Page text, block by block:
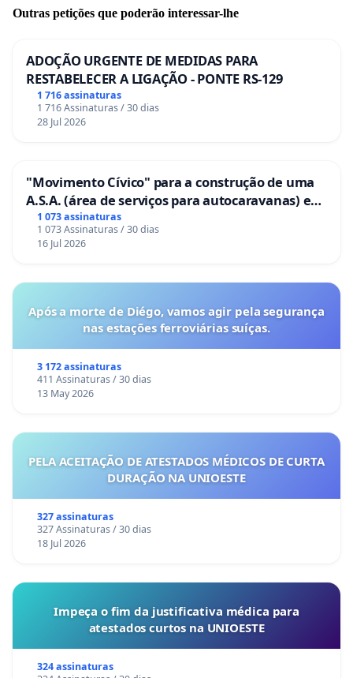
Outras petições que poderão interessar-lhe
ADOÇÃO URGENTE DE MEDIDAS PARA
RESTABELECER A LIGAÇÃO - PONTE RS-129
1 716 assinaturas
1 716 Assinaturas / 30 dias
28 Jul 2026
"Movimento Cívico" para a construção de uma
A.S.A. (área de serviços para autocaravanas) em
Coimbra
1 073 assinaturas
1 073 Assinaturas / 30 dias
16 Jul 2026
Após a morte de Diégo, vamos agir pela segurança
nas estações ferroviárias suíças.
3 172 assinaturas
411 Assinaturas / 30 dias
13 May 2026
PELA ACEITAÇÃO DE ATESTADOS MÉDICOS DE CURTA
DURAÇÃO NA UNIOESTE
327 assinaturas
327 Assinaturas / 30 dias
18 Jul 2026
Impeça o fim da justificativa médica para
atestados curtos na UNIOESTE
324 assinaturas